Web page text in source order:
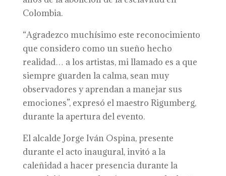
Colombia.
“Agradezco muchísimo este reconocimiento
que considero como un sueño hecho
realidad… a los artistas, mi llamado es a que
siempre guarden la calma, sean muy
observadores y aprendan a manejar sus
emociones”, expresó el maestro Rigumberg,
durante la apertura del evento.
El alcalde Jorge Iván Ospina, presente
durante el acto inaugural, invitó a la
caleñidad a hacer presencia durante la